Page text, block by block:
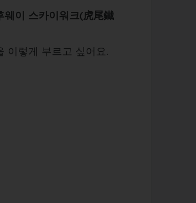
웨이 스카이워크(虎尾鐵
이렇게 부르고 싶어요.